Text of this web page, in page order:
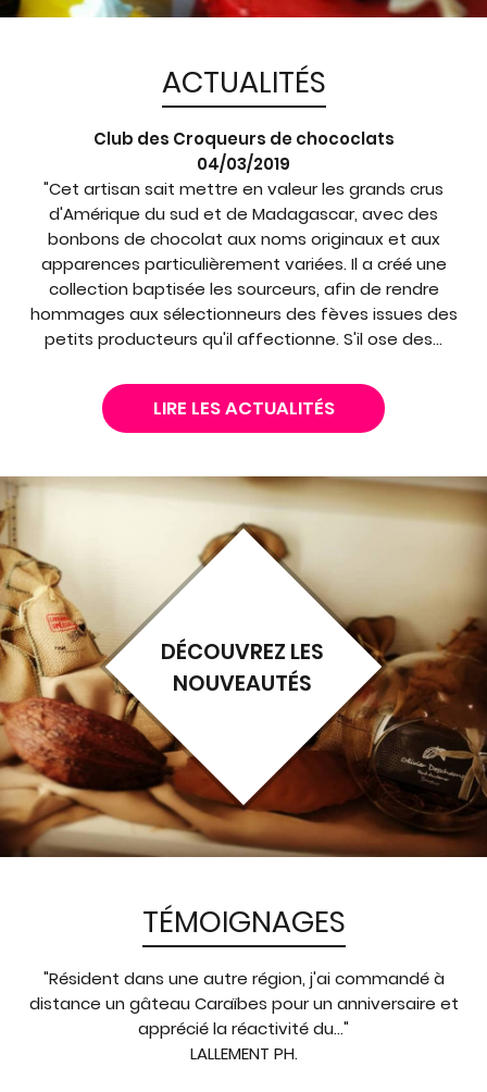
ACTUALITÉS
Club des Croqueurs de chococlats
04/03/2019
"Cet artisan sait mettre en valeur les grands crus
d'Amérique du sud et de Madagascar, avec des
bonbons de chocolat aux noms originaux et aux
apparences particulièrement variées. Il a créé une
collection baptisée les sourceurs, afin de rendre
hommages aux sélectionneurs des fèves issues des
petits producteurs qu'il affectionne. S'il ose des...
LIRE LES ACTUALITÉS
DÉCOUVREZ LES
NOUVEAUTÉS
TÉMOIGNAGES
"Résident dans une autre région, j'ai commandé à
distance un gâteau Caraïbes pour un anniversaire et
apprécié la réactivité du..."
LALLEMENT PH.